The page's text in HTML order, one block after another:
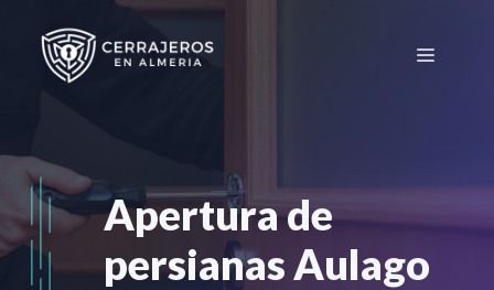
contenido
Menú
Apertura de
persianas Aulago